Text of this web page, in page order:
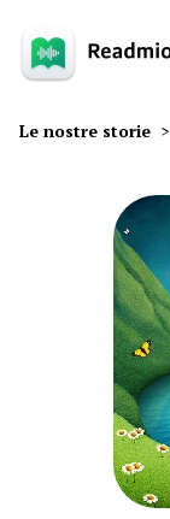
Le nostre storie >